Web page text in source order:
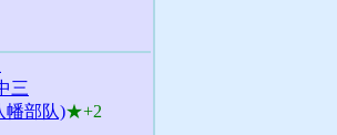
三
幡部队)★+2